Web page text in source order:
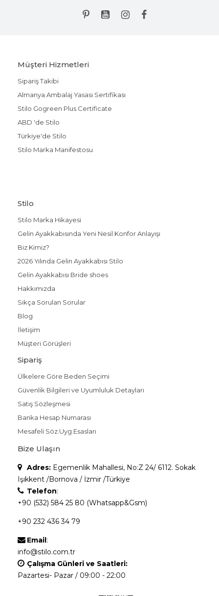
Müşteri Hizmetleri
Sipariş Takibi
Almanya Ambalaj Yasası Sertifikası
Stilo Gogreen Plus Certificate
ABD 'de Stilo
Türkiye'de Stilo
Stilo Marka Manifestosu
Stilo
Stilo Marka Hikayesi
Gelin Ayakkabısında Yeni Nesil Konfor Anlayışı
Biz Kimiz?
2026 Yılında Gelin Ayakkabısı Stilo
Gelin Ayakkabısı Bride shoes
Hakkımızda
Sıkça Sorulan Sorular
Blog
İletişim
Müşteri Görüşleri
Sipariş
Ülkelere Göre Beden Seçimi
Güvenlik Bilgileri ve Uyumluluk Detayları
Satış Sözleşmesi
Banka Hesap Numarası
Mesafeli Söz.Uyg.Esasları
Bize Ulaşın
Adres: Egemenlik Mahallesi, No:Z 24/ 6112. Sokak
Işıkkent /Bornova / İzmir /Türkiye
Telefon:
+90 (532) 584 25 80 (Whatsapp&Gsm)
+90 232 436 34 79
Email:
info@stilo.com.tr
Çalışma Günleri ve Saatleri:
Pazartesi- Pazar / 09:00 - 22:00